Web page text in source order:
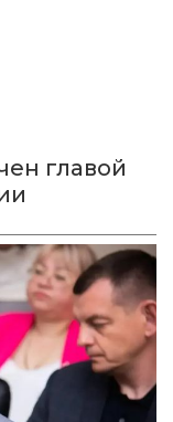
главой